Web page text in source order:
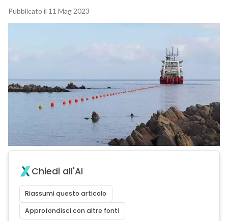
Pubblicato il 11 Mag 2023
Chiedi all'AI
Riassumi questo articolo
Approfondisci con altre fonti